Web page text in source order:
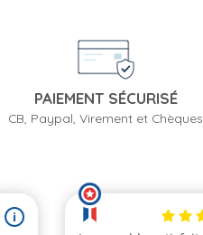
PAIEMENT SÉCURISÉ
CB, Paypal, Virement et Chèques